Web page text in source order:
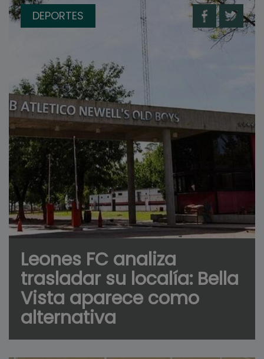
DEPORTES
Leones FC analiza
trasladar su localía: Bella
Vista aparece como
alternativa